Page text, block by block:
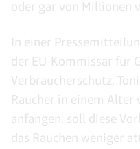
oder gar von Millionen
In einer
der EU-Kommissar für
Verbraucherschutz,
Raucher in einem Alter
anfangen, soll diese
das Rauchen weniger